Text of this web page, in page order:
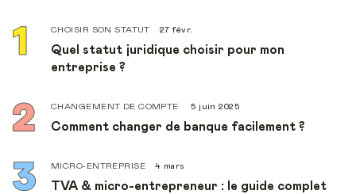
CHOISIR SON STATUT 27 févr.
Quel statut juridique choisir pour mon
entreprise ?
CHANGEMENT DE COMPTE 5 juin 2025
Comment changer de banque facilement ?
MICRO-ENTREPRISE 4 mars
TVA & micro-entrepreneur : le guide complet